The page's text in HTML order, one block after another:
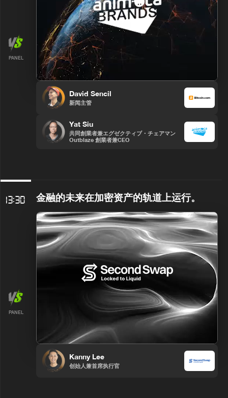
PANEL
David Sencil
新闻主管
Yat Siu
共同創業者兼エグゼクティブ・チェアマン
Outblaze 創業者兼CEO
13:30
PANEL
金融的未来在加密资产的轨道上运行。
Kanny Lee
创始人兼首席执行官